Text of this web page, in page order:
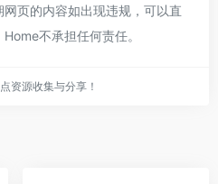
页的内容如出现违规，可以直
不承担任何责任。
资源收集与分享！